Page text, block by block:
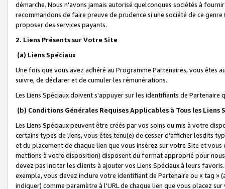
démarche. Nous n'avons jamais autorisé quelconques sociétés à
recommandons de faire preuve de prudence si une société de ce
proposer des services payants.
2. Liens Présents sur Votre Site
(a) Liens Spéciaux
Une fois que vous avez adhéré au Programme Partenaires, vous êtes
suivre, de déclarer et de cumuler les rémunérations.
Les Liens Spéciaux doivent s'appuyer sur les identifiants de Partenaire
(b) Conditions Générales Requises Applicables à Tous les Liens
Les Liens Spéciaux peuvent être créés par vos soins ou mis à votre
certains types de liens, vous êtes tenu(e) de cesser d'afficher lesdits
et du placement de chaque lien que vous insérez sur votre Site et
mettions à votre disposition) disposent du format approprié pour
devez pas inciter les clients à ajouter vos Liens Spéciaux à leurs
exemple, vous devez inclure votre identifiant de Partenaire ou « tag
indiquer) comme paramètre à l'URL de chaque lien que vous placez